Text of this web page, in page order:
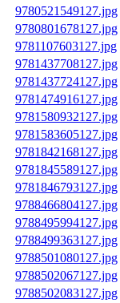
9780521549127.jpg
9780801678127.jpg
9781107603127.jpg
9781437708127.jpg
9781437724127.jpg
9781474916127.jpg
9781580932127.jpg
9781583605127.jpg
9781842168127.jpg
9781845589127.jpg
9781846793127.jpg
9788466804127.jpg
9788495994127.jpg
9788499363127.jpg
9788501080127.jpg
9788502067127.jpg
9788502083127.jpg